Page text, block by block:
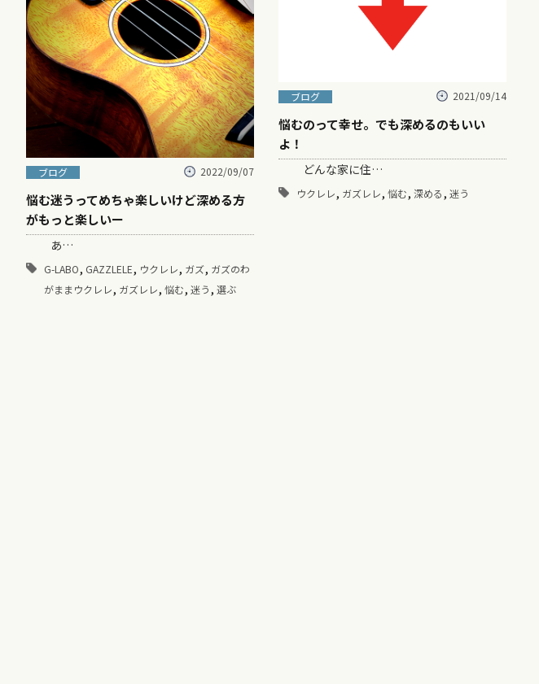
ブログ 2022/09/07
悩む迷うってめちゃ楽しいけど深める方
がもっと楽しいー
あ…
G-LABO, GAZZLELE, ウクレレ, ガズ, ガズのわ
がままウクレレ, ガズレレ, 悩む, 迷う, 選ぶ
ブログ 2021/09/14
悩むのって幸せ。でも深めるのもいい
よ！
どんな家に住…
ウクレレ, ガズレレ, 悩む, 深める , 迷う